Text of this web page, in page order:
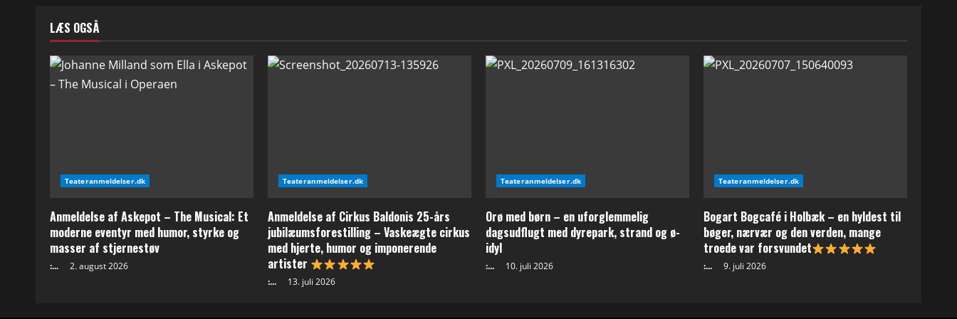
LÆS OGSÅ
Teateranmeldelser.dk
Anmeldelse af Askepot – The Musical: Et
moderne eventyr med humor, styrke og
masser af stjernestøv
:... 2. august 2026
Teateranmeldelser.dk
Anmeldelse af Cirkus Baldonis 25-års
jubilæumsforestilling – Vaskeægte cirkus
med hjerte, humor og imponerende
artister
:... 13. juli 2026
Teateranmeldelser.dk
Orø med børn – en uforglemmelig
dagsudflugt med dyrepark, strand og ø-
idyl
:... 10. juli 2026
Teateranmeldelser.dk
Bogart Bogcafé i Holbæk – en hyldest til
bøger, nærvær og den verden, mange
troede var forsvundet
:... 9. juli 2026